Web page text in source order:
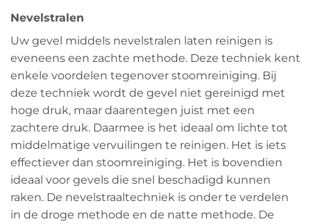
Nevelstralen
Uw gevel middels nevelstralen laten reinigen is
eveneens een zachte methode. Deze techniek kent
enkele voordelen tegenover stoomreiniging. Bij
deze techniek wordt de gevel niet gereinigd met
hoge druk, maar daarentegen juist met een
zachtere druk. Daarmee is het ideaal om lichte tot
middelmatige vervuilingen te reinigen. Het is iets
effectiever dan stoomreiniging. Het is bovendien
ideaal voor gevels die snel beschadigd kunnen
raken. De nevelstraaltechniek is onder te verdelen
in de droge methode en de natte methode. De